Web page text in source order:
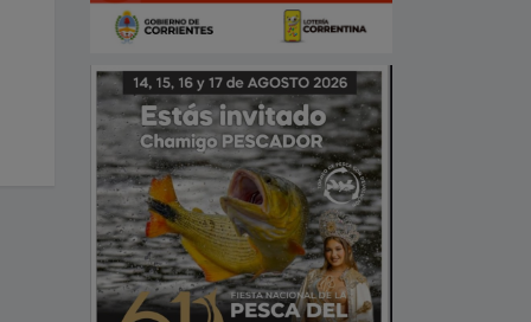
PASO DE LA PATRIA. Se asignó el
STARCHEVICH" a la calle 94 de
nuestra localidad.
Septiembre 24, 2025
Aguinaldo Dorado